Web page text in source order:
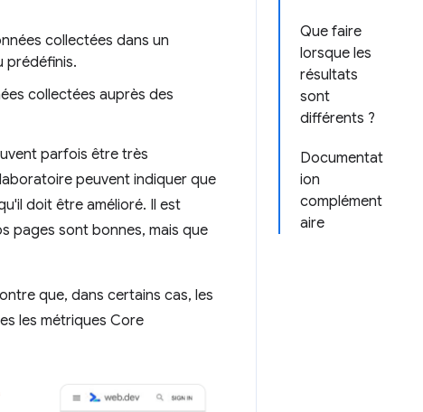
Que faire
lorsque les
résultats
sont
différents ?
Documentat
ion
complément
aire
collectées dans un
prédéfinis.
collectées auprès des
parfois être très
peuvent indiquer que
doit être amélioré. Il est
pages sont bonnes, mais que
que, dans certains cas, les
les métriques Core